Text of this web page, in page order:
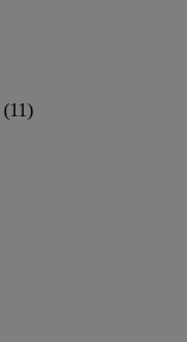
(11)